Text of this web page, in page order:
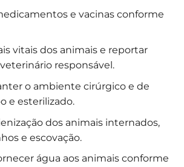
e vacinas conforme
vitais dos animais e reportar
responsável.
o ambiente cirúrgico e de
e esterilizado.
dos animais internados,
e escovação.
água aos animais conforme